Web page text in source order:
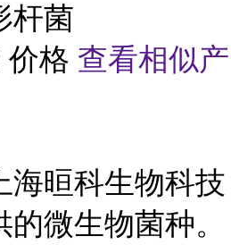
杆菌
价格 查看相似产
海晅科生物科技
微生物菌种。